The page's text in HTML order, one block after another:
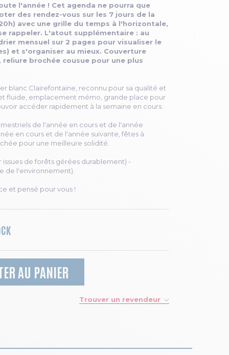
l'année ! Cet agenda ne pourra que
des rendez-vous sur les 7 jours de la
avec une grille du temps à l'horizontale,
rappeler. L'atout supplémentaire : au
mensuel sur 2 pages pour visualiser le
et s'organiser au mieux. Couverture
brochée cousue pour une plus
blanc Clairefontaine, reconnu pour sa qualité et
fluide, emplacement mémo, grande place pour
accéder rapidement à la semaine en cours.
de l'année en cours et de l'année
en cours et de l'année suivante, fêtes à
pour une meilleure solidité.
de forêts gérées durablement) -
de l'environnement).
et pensé pour vous !
AU PANIER
Trouver un revendeur